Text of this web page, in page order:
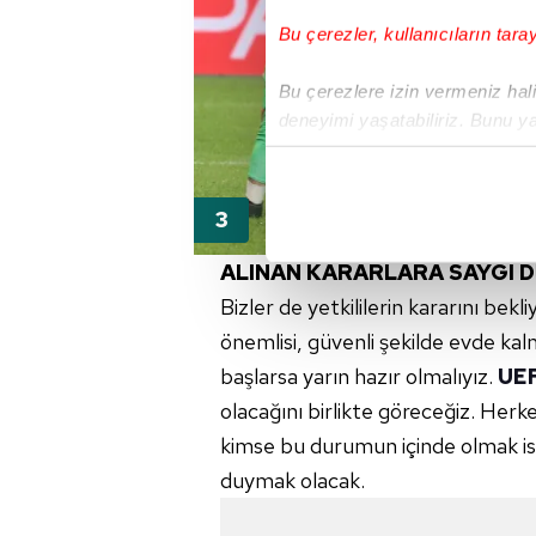
Bu çerezler, kullanıcıların
Bu çerezlere izin vermeniz
deneyimi yaşatabiliriz. Bunu
içerikleri sunabilmek adına
Her halükârda, kullanıcılar,
çerezler vasıtasıyla çeşitli
amacıyla kullanılmaktadır.
reklam/pazarlama faaliyetlerinin
Çerezlere ilişkin tercihlerinizi
butonuna tıklayabilir,
ALINAN KARARLARA SAYGI
Bizler de yetkililerin kararını
önemlisi, güvenli şekilde evde
başlarsa yarın hazır olmalıyız.
olacağını birlikte göreceğiz.
kimse bu durumun içinde olmak
duymak olacak.